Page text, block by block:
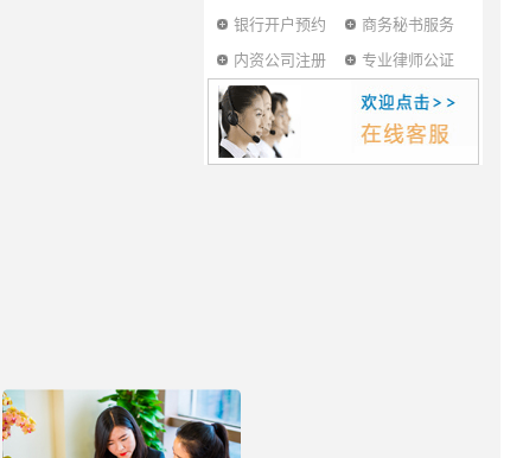
银行开户预约
商务秘书服务
内资公司注册
专业律师公证